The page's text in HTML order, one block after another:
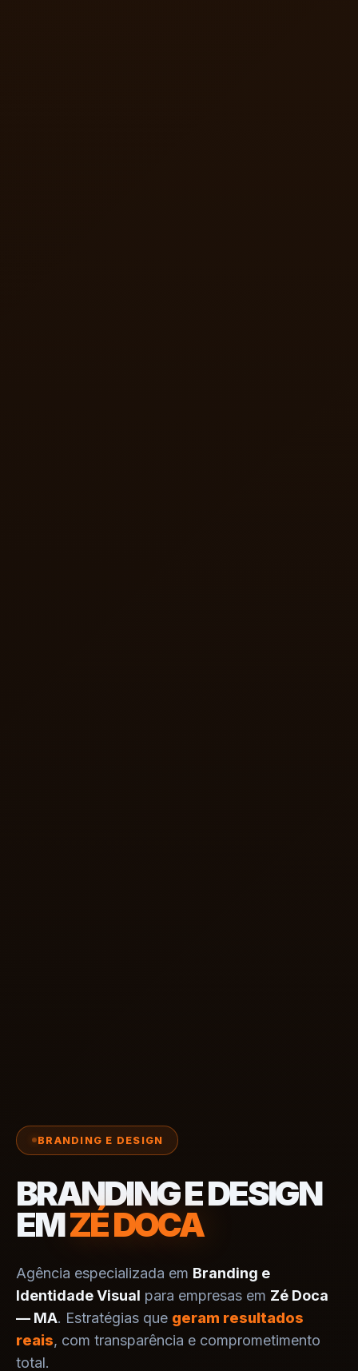
BRANDING E DESIGN
BRANDING E DESIGN
EMZÉ DOCA
Agência especializada em Branding e
Identidade Visual para empresas em Zé Doca
— MA. Estratégias que geram resultados
reais, com transparência e comprometimento
total.